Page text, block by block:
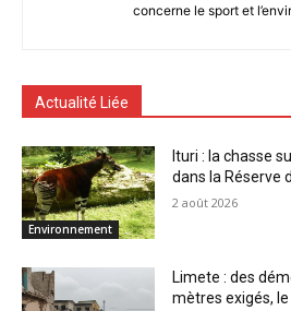
concerne le sport et
Actualité Liée
Environnement
Ituri : la chasse
dans la Réserve
2 août 2026
Limete : des
mètres exigés,